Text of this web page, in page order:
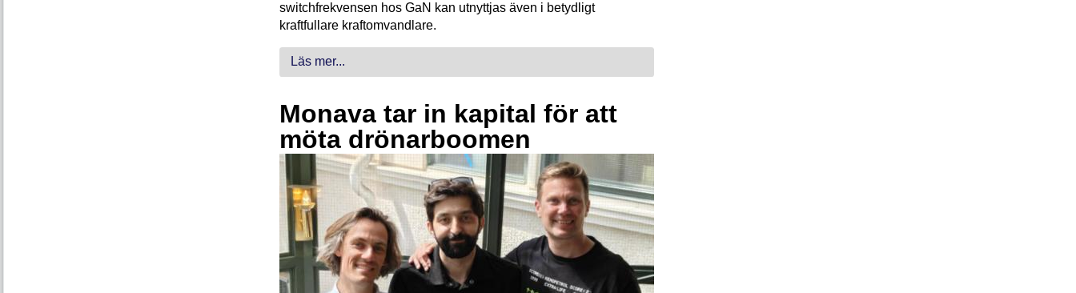
switchfrekvensen hos GaN kan utnyttjas även i betydligt
kraftfullare kraftomvandlare.
Läs mer...
Monava tar in kapital för att
möta drönarboomen